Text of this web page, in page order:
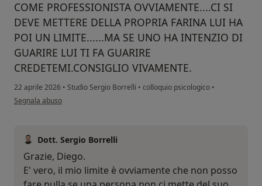
COME PROFESSIONISTA OVVIAMENTE....CI SI
DEVE METTERE DELLA PROPRIA FARINA LUI HA
POI UN LIMITE......MA SE UNO HA INTENZIO DI
GUARIRE LUI TI FA GUARIRE
CREDETEMI.CONSIGLIO VIVAMENTE.
22 aprile 2026 • Studio Sergio Borrelli • colloquio psicologico •
secondo l'opinione dell'utente DIEGO
Segnala abuso
Dott. Sergio Borrelli
Grazie, Diego.
E' vero, il mio limite è ovviamente che non posso